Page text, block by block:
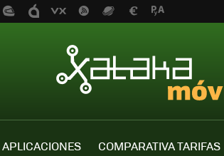
APLICACIONES COMPARATIVA TARIFAS